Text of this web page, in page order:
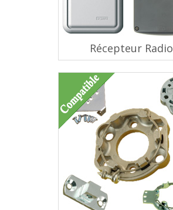
Récepteur Radio